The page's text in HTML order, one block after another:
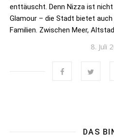
enttäuscht. Denn Nizza ist nicht
Glamour – die Stadt bietet
Familien. Zwischen Meer,
8. Juli
DAS